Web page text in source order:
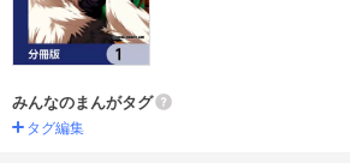
みんなのまんがタグ
タグ編集